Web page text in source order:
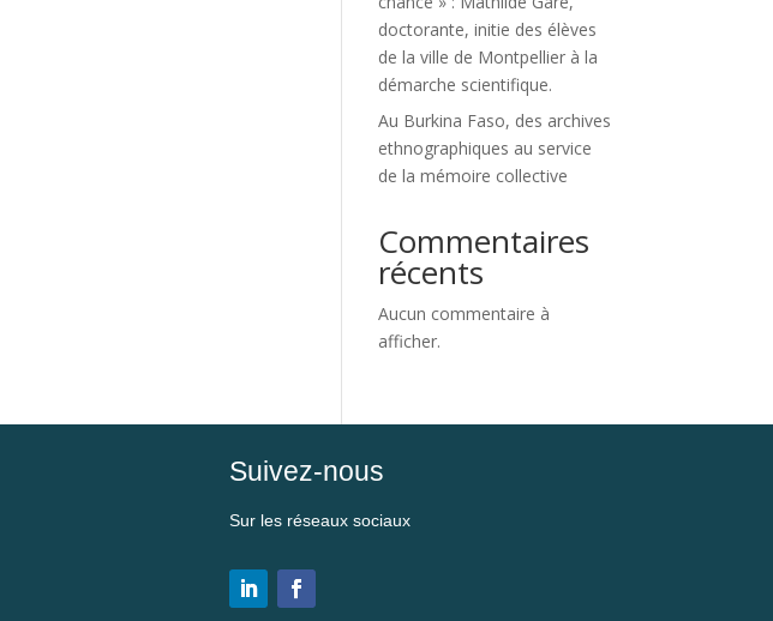
doctorante, initie des élèves
de la ville de Montpellier à la
démarche scientifique.
Au Burkina Faso, des archives
ethnographiques au service
de la mémoire collective
Commentaires
récents
Aucun commentaire à
afficher.
Suivez-nous
Sur les réseaux sociaux